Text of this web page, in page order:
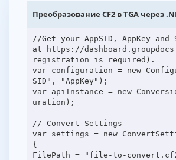
Преобразование CF2 в TGA через
//Get your AppSID, AppKey and
at https://
registration is required).
var configuration = new
SID", "AppKey");
var apiInstance = new
uration);
// Convert Settings
var settings = new
{
FilePath = "file-to-